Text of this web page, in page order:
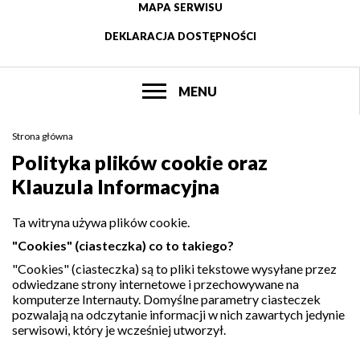
MAPA SERWISU
DEKLARACJA DOSTĘPNOŚCI
menu
serwisu
POKAŻ
MENU
Ścieżka
nawigacyjna
Strona główna
Polityka plików cookie oraz
Klauzula Informacyjna
Ta witryna używa plików cookie.
"Cookies" (ciasteczka) co to takiego?
"Cookies" (ciasteczka) są to pliki tekstowe wysyłane przez
odwiedzane strony internetowe i przechowywane na
komputerze Internauty. Domyślne parametry ciasteczek
pozwalają na odczytanie informacji w nich zawartych jedynie
serwisowi, który je wcześniej utworzył.